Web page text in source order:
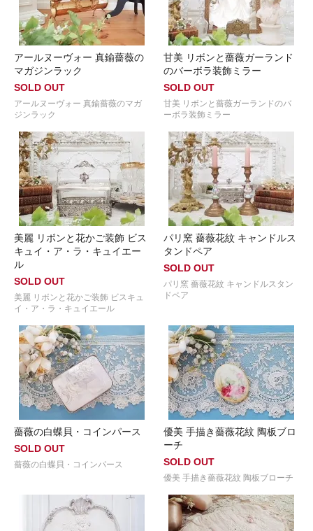
アールヌーヴォー 真鍮薔薇の
マガジンラック
SOLD OUT
アールヌーヴォー 真鍮薔薇のマガ
ジンラック
甘美 リボンと薔薇ガーランド
のバーボラ装飾ミラー
SOLD OUT
甘美 リボンと薔薇ガーランドのバ
ーボラ装飾ミラー
美麗 リボンと花かご装飾 ビス
キュイ・ア・ラ・キュイエー
ル
SOLD OUT
美麗 リボンと花かご装飾 ビスキュ
イ・ア・ラ・キュイエール
パリ窯 薔薇花紋 キャンドルス
タンドペア
SOLD OUT
パリ窯 薔薇花紋 キャンドルスタン
ドペア
薔薇の白蝶貝・コインパース
SOLD OUT
薔薇の白蝶貝・コインパース
優美 手描き薔薇花紋 陶板ブロ
ーチ
SOLD OUT
優美 手描き薔薇花紋 陶板ブローチ